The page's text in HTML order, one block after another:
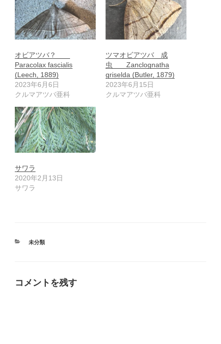
オビアツバ？
Paracolax fascialis
(Leech, 1889)
2023年6月6日
クルマアツバ亜科
ツマオビアツバ 成
虫 Zanclognatha
griselda (Butler, 1879)
2023年6月15日
クルマアツバ亜科
サワラ
2020年2月13日
サワラ
カ
未分類
コメントを残す